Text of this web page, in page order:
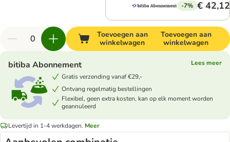
-7% € 42,12
Toevoegen aan
winkelwagen
Toevoegen aan
winkelwagen
bitiba Abonnement
Lees meer
Gratis verzending vanaf €29,-
Ontvang regelmatig bestellingen
Flexibel, geen extra kosten, kan op elk moment worden
geannuleerd
Levertijd in 1-4 werkdagen. Meer